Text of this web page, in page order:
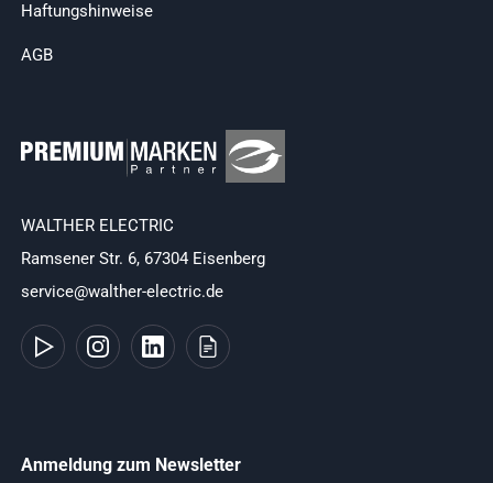
Haftungshinweise
AGB
WALTHER ELECTRIC
Ramsener Str. 6, 67304 Eisenberg
service@walther-electric.de
Anmeldung zum Newsletter